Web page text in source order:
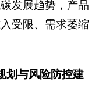
发展趋势，产品
受限、需求萎缩
划与风险防控建